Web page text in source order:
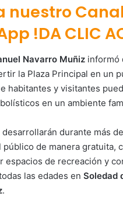
nuestro
!DA CLIC
Navarro Muñiz informó
la Plaza Principal en un
habitantes y visitantes
en un ambiente
durante más
de manera gratuita,
espacios de recreación y
las edades en Soledad
.